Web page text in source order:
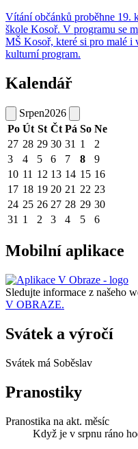
Vítání občánků proběhne 19.
škole Kosoř. V programu se
MŠ Kosoř, které si pro malé
kulturní program.
Kalendář
Srpen2026
Po Út St Čt Pá So Ne
27 28 29 30 31 1
2
3
4 5 6 7 8
9
10 11 12 13 14 15 16
17 18 19 20 21 22 23
24 25 26 27 28 29 30
31 1 2 3 4 5 6
Mobilní aplikace
Sledujte informace z našeho
V OBRAZE.
Svátek a výročí
Svátek má Soběslav
Pranostiky
Pranostika na akt. měsíc
Když je v srpnu ráno